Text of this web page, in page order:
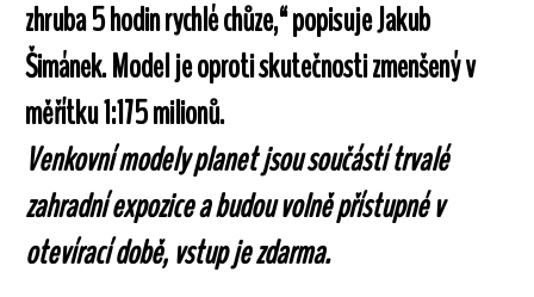
zhruba 5 hodin rychlé chůze,“ popisuje Jakub
Šimánek. Model je oproti skutečnosti zmenšený v
měřítku 1:175 milionů.
Venkovní modely planet jsou součástí trvalé
zahradní expozice a budou volně přístupné v
otevírací době, vstup je zdarma.